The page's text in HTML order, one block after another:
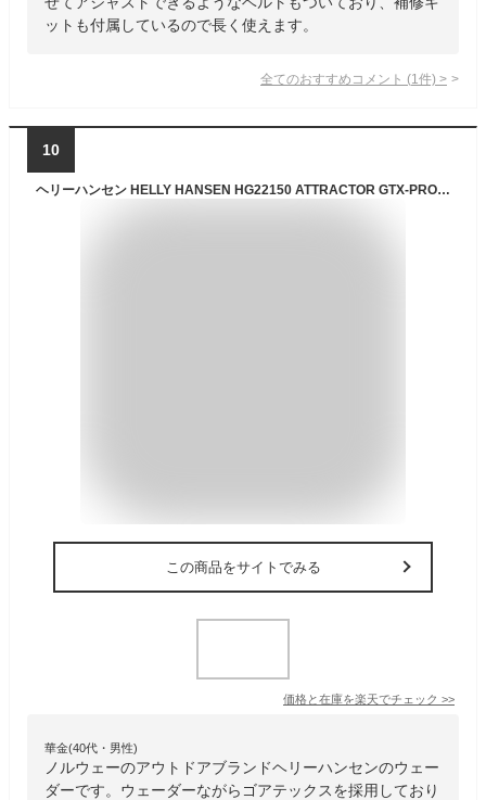
ットも付属しているので長く使えます。
全てのおすすめコメント (1 件) >
10
ヘリーハンセン HELLY HANSEN HG22150 ATTRACTOR GTX-PRO TROUSERS アトラクター ゴアテックス プロ トラウザース GORE-TEX ビブ パンツ ウェーダー オーバーオール ソルトルアー フィッシング 吉田 遊 海 釣り 撥水 防水 防寒 防風 2カラー 国内正規 2021AW
この商品をサイトでみる
価格と在庫を楽天でチェック >>
華金(40代・男性)
ノルウェーのアウトドアブランドヘリーハンセンのウェー
ダーです。ウェーダーながらゴアテックスを採用しており